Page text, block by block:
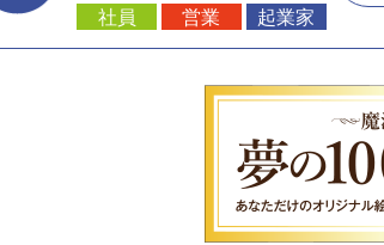
社員 営業 起業家